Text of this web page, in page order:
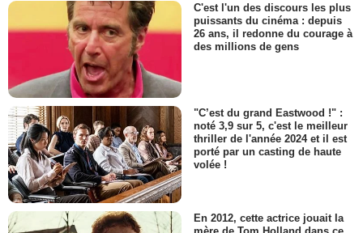
C'est l'un des discours les plus
puissants du cinéma : depuis
26 ans, il redonne du courage à
des millions de gens
"C’est du grand Eastwood !" :
noté 3,9 sur 5, c'est le meilleur
thriller de l'année 2024 et il est
porté par un casting de haute
volée !
En 2012, cette actrice jouait la